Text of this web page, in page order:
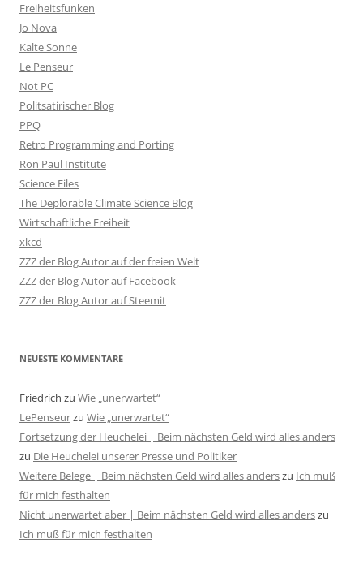
Freiheitsfunken
Jo Nova
Kalte Sonne
Le Penseur
Not PC
Politsatirischer Blog
PPQ
Retro Programming and Porting
Ron Paul Institute
Science Files
The Deplorable Climate Science Blog
Wirtschaftliche Freiheit
xkcd
ZZZ der Blog Autor auf der freien Welt
ZZZ der Blog Autor auf Facebook
ZZZ der Blog Autor auf Steemit
NEUESTE KOMMENTARE
Friedrich zu Wie „unerwartet“
LePenseurzu Wie „unerwartet“
Fortsetzung der Heuchelei | Beim nächsten Geld wird alles anders
zu Die Heuchelei unserer Presse und Politiker
Weitere Belege | Beim nächsten Geld wird alles anderszu Ich muß
für mich festhalten
Nicht unerwartet aber | Beim nächsten Geld wird alles anderszu
Ich muß für mich festhalten